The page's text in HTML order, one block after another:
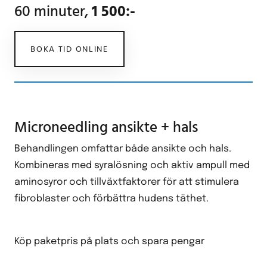
60 minuter,1 500:-
BOKA TID ONLINE
Microneedling ansikte + hals
Behandlingen omfattar både ansikte och hals.
Kombineras med syralösning och aktiv ampull med
aminosyror och tillväxtfaktorer för att stimulera
fibroblaster och förbättra hudens täthet.
Köp paketpris på plats och spara pengar